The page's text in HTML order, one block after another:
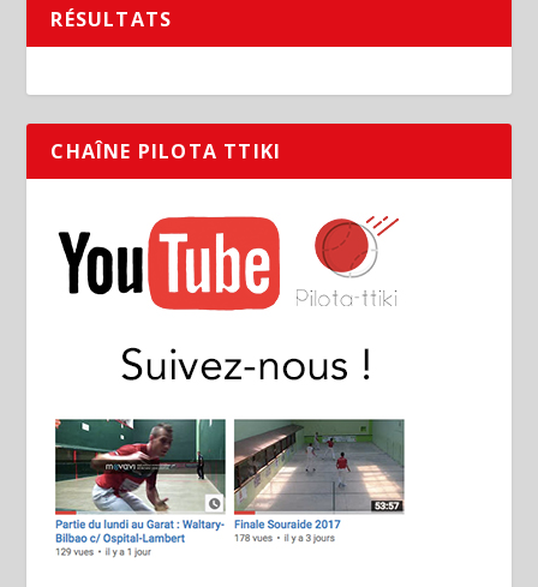
RÉSULTATS
CHAÎNE PILOTA TTIKI